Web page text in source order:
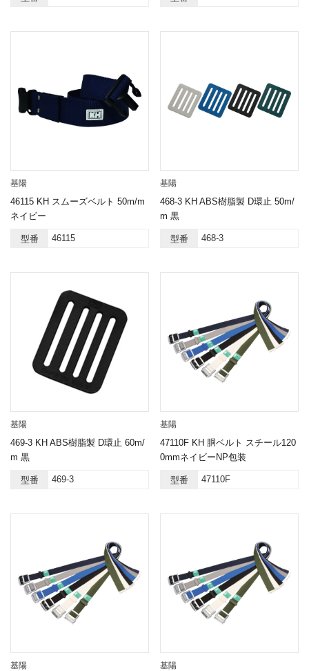
基陽
46115 KH スムーズベルト 50m/m
ネイビー
型番 46115
基陽
468-3 KH ABS樹脂製 D環止 50m/
m 黒
型番 468-3
基陽
469-3 KH ABS樹脂製 D環止 60m/
m 黒
型番 469-3
基陽
47110F KH 胴ベルト スチール120
0mmネイビーNP包装
型番 47110F
基陽 基陽